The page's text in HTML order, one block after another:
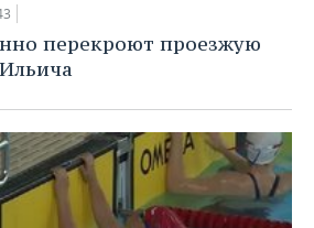
перекроют проезжую